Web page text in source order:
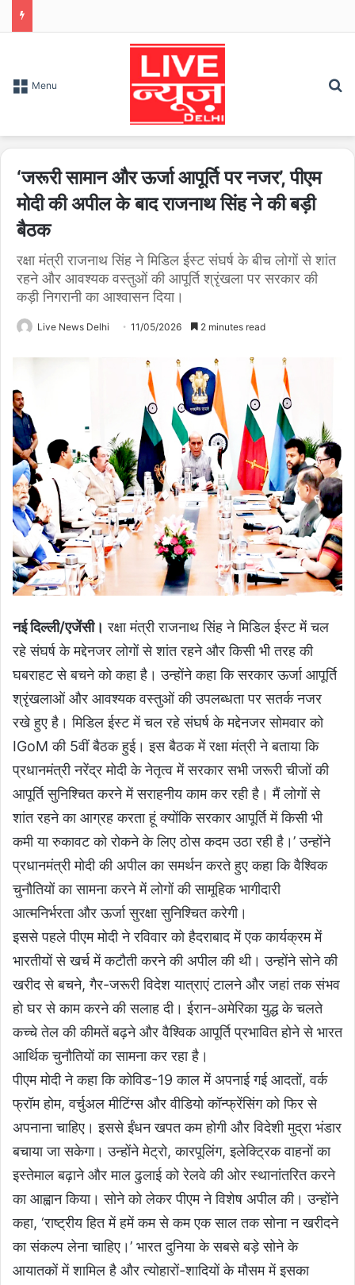
Menu
‘जरूरी सामान और ऊर्जा आपूर्ति पर नजर’, पीएम
मोदी की अपील के बाद राजनाथ सिंह ने की बड़ी
बैठक
रक्षा मंत्री राजनाथ सिंह ने मिडिल ईस्ट संघर्ष के बीच लोगों से शांत
रहने और आवश्यक वस्तुओं की आपूर्ति श्रृंखला पर सरकार की
कड़ी निगरानी का आश्वासन दिया।
Live News Delhi 11/05/2026 2 minutes read
नई दिल्ली/एजेंसी। रक्षा मंत्री राजनाथ सिंह ने मिडिल ईस्ट में चल
रहे संघर्ष के मद्देनजर लोगों से शांत रहने और किसी भी तरह की
घबराहट से बचने को कहा है। उन्होंने कहा कि सरकार ऊर्जा आपूर्ति
श्रृंखलाओं और आवश्यक वस्तुओं की उपलब्धता पर सतर्क नजर
रखे हुए है। मिडिल ईस्ट में चल रहे संघर्ष के मद्देनजर सोमवार को
IGoM की 5वीं बैठक हुई। इस बैठक में रक्षा मंत्री ने बताया कि
प्रधानमंत्री नरेंद्र मोदी के नेतृत्व में सरकार सभी जरूरी चीजों की
आपूर्ति सुनिश्चित करने में सराहनीय काम कर रही है। मैं लोगों से
शांत रहने का आग्रह करता हूं क्योंकि सरकार आपूर्ति में किसी भी
कमी या रुकावट को रोकने के लिए ठोस कदम उठा रही है।’ उन्होंने
प्रधानमंत्री मोदी की अपील का समर्थन करते हुए कहा कि वैश्विक
चुनौतियों का सामना करने में लोगों की सामूहिक भागीदारी
आत्मनिर्भरता और ऊर्जा सुरक्षा सुनिश्चित करेगी।
इससे पहले पीएम मोदी ने रविवार को हैदराबाद में एक कार्यक्रम में
भारतीयों से खर्च में कटौती करने की अपील की थी। उन्होंने सोने की
खरीद से बचने, गैर-जरूरी विदेश यात्राएं टालने और जहां तक संभव
हो घर से काम करने की सलाह दी। ईरान-अमेरिका युद्ध के चलते
कच्चे तेल की कीमतें बढ़ने और वैश्विक आपूर्ति प्रभावित होने से भारत
आर्थिक चुनौतियों का सामना कर रहा है।
पीएम मोदी ने कहा कि कोविड-19 काल में अपनाई गई आदतों, वर्क
फ्रॉम होम, वर्चुअल मीटिंग्स और वीडियो कॉन्फ्रेंसिंग को फिर से
अपनाना चाहिए। इससे ईंधन खपत कम होगी और विदेशी मुद्रा भंडार
बचाया जा सकेगा। उन्होंने मेट्रो, कारपूलिंग, इलेक्ट्रिक वाहनों का
इस्तेमाल बढ़ाने और माल ढुलाई को रेलवे की ओर स्थानांतरित करने
का आह्वान किया। सोने को लेकर पीएम ने विशेष अपील की। उन्होंने
कहा, ‘राष्ट्रीय हित में हमें कम से कम एक साल तक सोना न खरीदने
का संकल्प लेना चाहिए।’ भारत दुनिया के सबसे बड़े सोने के
आयातकों में शामिल है और त्योहारों-शादियों के मौसम में इसका